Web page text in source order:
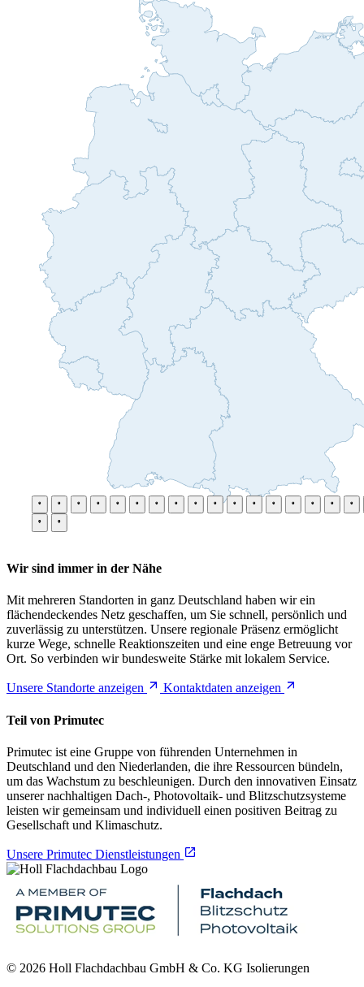
Wir sind immer in der Nähe
Mit mehreren Standorten in ganz Deutschland haben wir ein
flächendeckendes Netz geschaffen, um Sie schnell, persönlich und
zuverlässig zu unterstützen. Unsere regionale Präsenz ermöglicht
kurze Wege, schnelle Reaktionszeiten und eine enge Betreuung vor
Ort. So verbinden wir bundesweite Stärke mit lokalem Service.
Unsere Standorte anzeigen Kontaktdaten anzeigen
Teil von Primutec
Primutec ist eine Gruppe von führenden Unternehmen in
Deutschland und den Niederlanden, die ihre Ressourcen bündeln,
um das Wachstum zu beschleunigen. Durch den innovativen Einsatz
unserer nachhaltigen Dach-, Photovoltaik- und Blitzschutzsysteme
leisten wir gemeinsam und individuell einen positiven Beitrag zu
Gesellschaft und Klimaschutz.
Unsere Primutec Dienstleistungen
© 2026 Holl Flachdachbau GmbH & Co. KG Isolierungen